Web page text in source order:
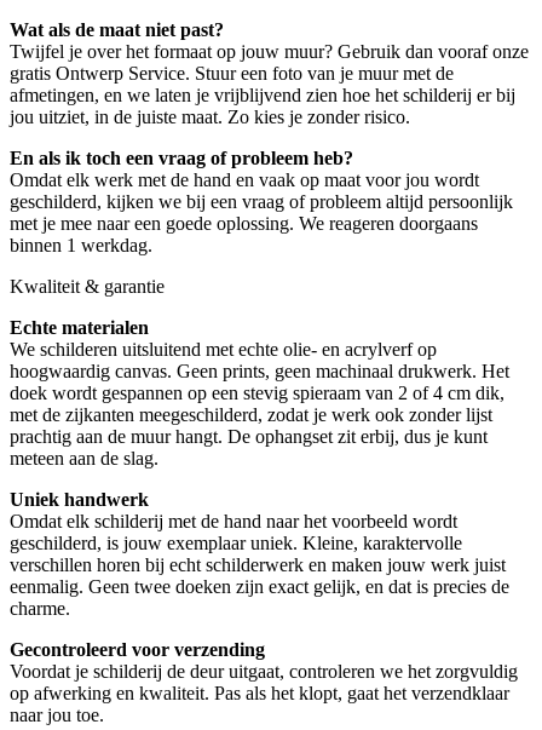
Wat als de maat niet past?
Twijfel je over het formaat op jouw muur? Gebruik dan vooraf onze
gratis Ontwerp Service. Stuur een foto van je muur met de
afmetingen, en we laten je vrijblijvend zien hoe het schilderij er bij
jou uitziet, in de juiste maat. Zo kies je zonder risico.
En als ik toch een vraag of probleem heb?
Omdat elk werk met de hand en vaak op maat voor jou wordt
geschilderd, kijken we bij een vraag of probleem altijd persoonlijk
met je mee naar een goede oplossing. We reageren doorgaans
binnen 1 werkdag.
Kwaliteit & garantie
Echte materialen
We schilderen uitsluitend met echte olie- en acrylverf op
hoogwaardig canvas. Geen prints, geen machinaal drukwerk. Het
doek wordt gespannen op een stevig spieraam van 2 of 4 cm dik,
met de zijkanten meegeschilderd, zodat je werk ook zonder lijst
prachtig aan de muur hangt. De ophangset zit erbij, dus je kunt
meteen aan de slag.
Uniek handwerk
Omdat elk schilderij met de hand naar het voorbeeld wordt
geschilderd, is jouw exemplaar uniek. Kleine, karaktervolle
verschillen horen bij echt schilderwerk en maken jouw werk juist
eenmalig. Geen twee doeken zijn exact gelijk, en dat is precies de
charme.
Gecontroleerd voor verzending
Voordat je schilderij de deur uitgaat, controleren we het zorgvuldig
op afwerking en kwaliteit. Pas als het klopt, gaat het verzendklaar
naar jou toe.